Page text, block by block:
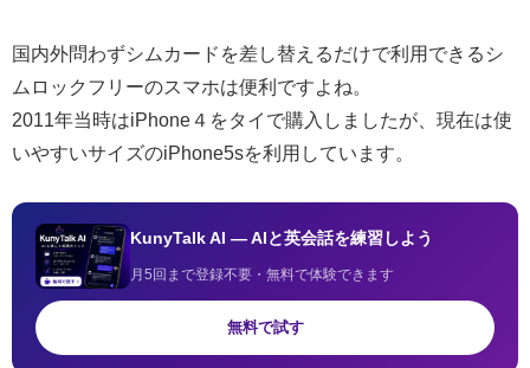
国内外問わずシムカードを差し替えるだけで利用できるシ
ムロックフリーのスマホは便利ですよね。
2011年当時はiPhone４をタイで購入しましたが、現在は使
いやすいサイズのiPhone5sを利用しています。
KunyTalk AI — AIと英会話を練習しよう
月5回まで登録不要・無料で体験できます
無料で試す